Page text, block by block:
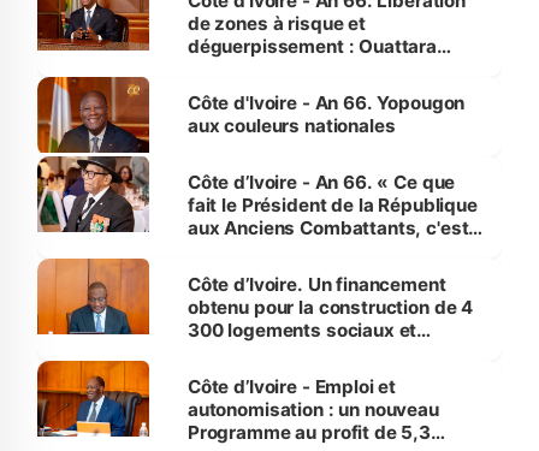
de zones à risque et
déguerpissement : Ouattara
l'Etat de droit pour préserver les
vies humaines »
Côte d'Ivoire - An 66. Yopougon
aux couleurs nationales
Côte d’Ivoire - An 66. « Ce que
fait le Président de la République
aux Anciens Combattants, c'est
Côte d’Ivoire. Un financement
obtenu pour la construction de 4
300 logements sociaux et
et Yamoussoukro
Côte d’Ivoire - Emploi et
autonomisation : un nouveau
Programme au profit de 5,3